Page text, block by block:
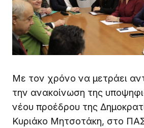
Με τον χρόνο να μετράει
την ανακοίνωση της
νέου προέδρου της
Κυριάκο Μητσοτάκη, στο